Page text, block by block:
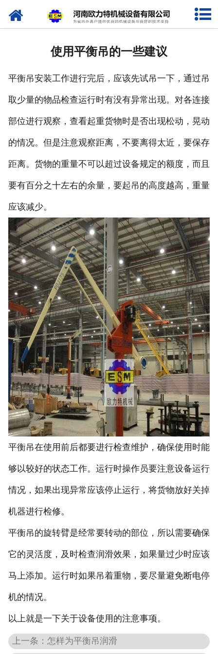
网站首页
企业相册
资质荣誉
联系我们
使用平衡吊的一些建议
平衡吊安装工作进行完后，应该先试吊一下，通过吊
取少量的物品检查运行时有没有异常出现。对各连接
部位进行观察，查看起重货物时是否出现松动，晃动
的情况。但是注意观察距离，不要离得太近，要保存
距离。货物的重量不可以超过设备规定的额度，而且
要有百分之十左右的余量，要起吊的高度越高，重量
应该减少。
平衡吊在使用前后都要进行检查维护，确保使用时能
够以较好的状态工作。运行时操作员要注意设备运行
情况，如果出现异常应该停止运行，将货物放好关掉
机器进行检修。
平衡吊的旋转臂是经常要转动的部位，所以需要确保
它的灵活度，及时检查润滑效果，如果量过少时应该
马上添加。运行时如果吊着重物，要尽量避免断电停
机的情况。
以上就是一下关于设备使用的注意事项。
上一条：怎样为平衡吊润滑